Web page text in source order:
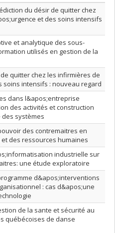
du désir de quitter chez
et des soins intensifs
et analytique des sous-
utilisés en gestion de la
quitter chez les infirmières de
soins intensifs : nouveau regard
dans l&apos;entreprise
des activités et construction
systèmes
des contremaitres en
des ressources humaines
industrielle sur
une étude exploratoire
d&apos;interventions
: cas d&apos;une
de la sante et sécurité au
québécoises de danse